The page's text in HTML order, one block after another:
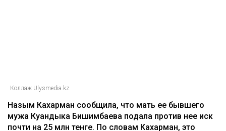
Коллаж Ulysmedia.kz
Назым Кахарман сообщила, что мать ее бывшего
мужа Куандыка Бишимбаева подала против нее иск
почти на 25 млн тенге. По словам Кахарман, это